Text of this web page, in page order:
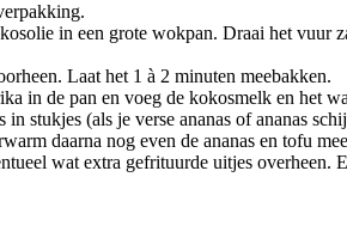
in een grote wokpan. Draai het vuur
Laat het 1 à 2 minuten meebakken.
in de pan en voeg de kokosmelk en het
stukjes (als je verse ananas of ananas
daarna nog even de ananas en tofu
wat extra gefrituurde uitjes